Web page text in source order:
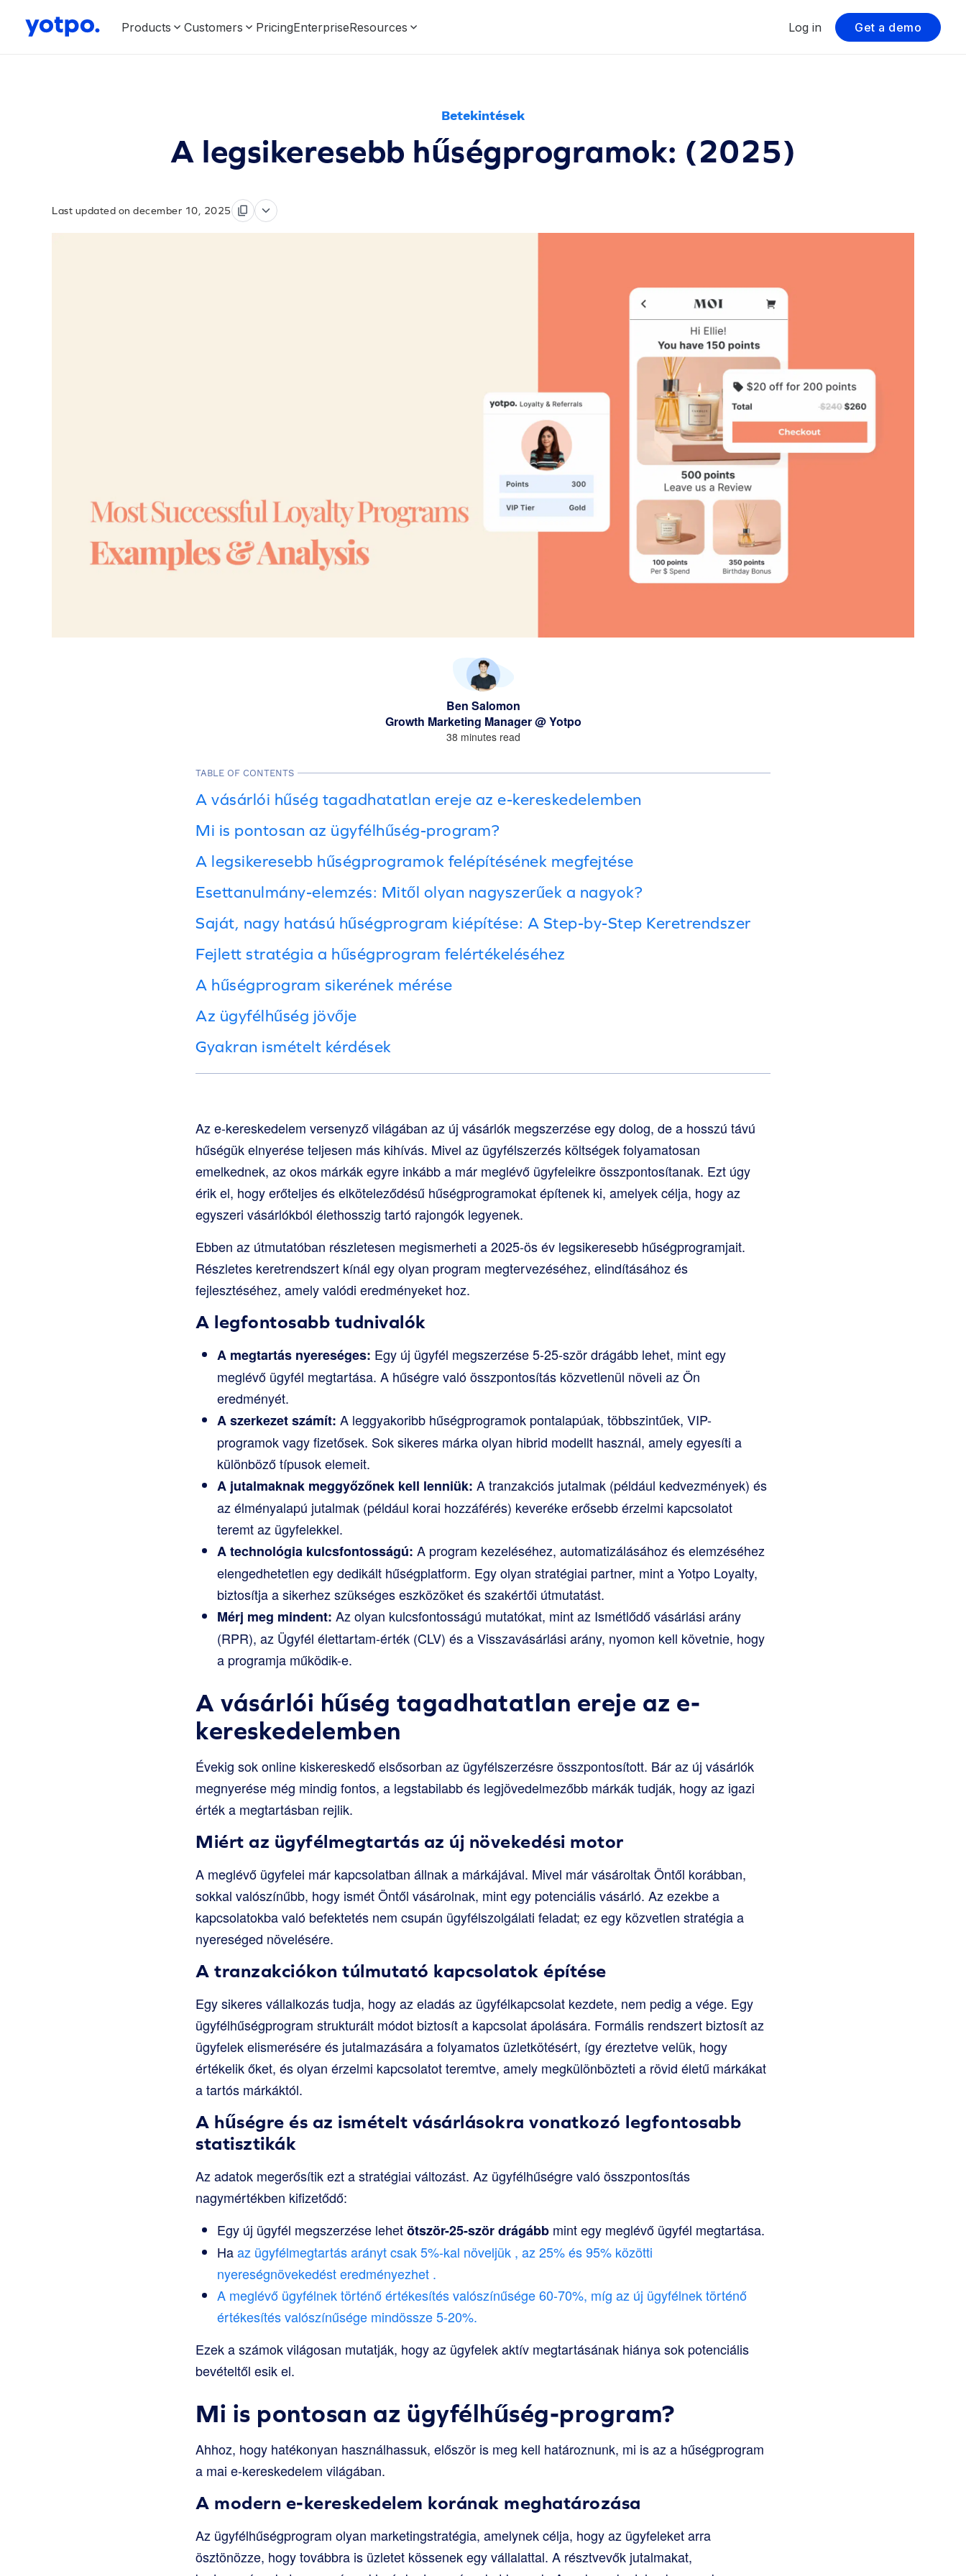
Products Customers PricingEnterpriseResources Log in Get a demo
Betekintések
A legsikeresebb hűségprogramok: (2025)
Last updated on december 10, 2025
Ben Salomon
Growth Marketing Manager @ Yotpo
38 minutes read
TABLE OF CONTENTS
A vásárlói hűség tagadhatatlan ereje az e-kereskedelemben
Mi is pontosan az ügyfélhűség-program?
A legsikeresebb hűségprogramok felépítésének megfejtése
Esettanulmány-elemzés: Mitől olyan nagyszerűek a nagyok?
Saját, nagy hatású hűségprogram kiépítése: A Step-by-Step Keretrendszer
Fejlett stratégia a hűségprogram felértékeléséhez
A hűségprogram sikerének mérése
Az ügyfélhűség jövője
Gyakran ismételt kérdések
Az e-kereskedelem versenyző világában az új vásárlók megszerzése egy dolog, de a hosszú távú
hűségük elnyerése teljesen más kihívás. Mivel az ügyfélszerzés költségek folyamatosan
emelkednek, az okos márkák egyre inkább a már meglévő ügyfeleikre összpontosítanak. Ezt úgy
érik el, hogy erőteljes és elköteleződésű hűségprogramokat építenek ki, amelyek célja, hogy az
egyszeri vásárlókból élethosszig tartó rajongók legyenek.
Ebben az útmutatóban részletesen megismerheti a 2025-ös év legsikeresebb hűségprogramjait.
Részletes keretrendszert kínál egy olyan program megtervezéséhez, elindításához és
fejlesztéséhez, amely valódi eredményeket hoz.
A legfontosabb tudnivalók
A megtartás nyereséges: Egy új ügyfél megszerzése 5-25-ször drágább lehet, mint egy
meglévő ügyfél megtartása. A hűségre való összpontosítás közvetlenül növeli az Ön
eredményét.
A szerkezet számít: A leggyakoribb hűségprogramok pontalapúak, többszintűek, VIP-
programok vagy fizetősek. Sok sikeres márka olyan hibrid modellt használ, amely egyesíti a
különböző típusok elemeit.
A jutalmaknak meggyőzőnek kell lenniük: A tranzakciós jutalmak (például kedvezmények) és
az élményalapú jutalmak (például korai hozzáférés) keveréke erősebb érzelmi kapcsolatot
teremt az ügyfelekkel.
A technológia kulcsfontosságú: A program kezeléséhez, automatizálásához és elemzéséhez
elengedhetetlen egy dedikált hűségplatform. Egy olyan stratégiai partner, mint a Yotpo Loyalty,
biztosítja a sikerhez szükséges eszközöket és szakértői útmutatást.
Mérj meg mindent: Az olyan kulcsfontosságú mutatókat, mint az Ismétlődő vásárlási arány
(RPR), az Ügyfél élettartam-érték (CLV) és a Visszavásárlási arány, nyomon kell követnie, hogy
a programja működik-e.
A vásárlói hűség tagadhatatlan ereje az e-
kereskedelemben
Évekig sok online kiskereskedő elsősorban az ügyfélszerzésre összpontosított. Bár az új vásárlók
megnyerése még mindig fontos, a legstabilabb és legjövedelmezőbb márkák tudják, hogy az igazi
érték a megtartásban rejlik.
Miért az ügyfélmegtartás az új növekedési motor
A meglévő ügyfelei már kapcsolatban állnak a márkájával. Mivel már vásároltak Öntől korábban,
sokkal valószínűbb, hogy ismét Öntől vásárolnak, mint egy potenciális vásárló. Az ezekbe a
kapcsolatokba való befektetés nem csupán ügyfélszolgálati feladat; ez egy közvetlen stratégia a
nyereséged növelésére.
A tranzakciókon túlmutató kapcsolatok építése
Egy sikeres vállalkozás tudja, hogy az eladás az ügyfélkapcsolat kezdete, nem pedig a vége. Egy
ügyfélhűségprogram strukturált módot biztosít a kapcsolat ápolására. Formális rendszert biztosít az
ügyfelek elismerésére és jutalmazására a folyamatos üzletkötésért, így éreztetve velük, hogy
értékelik őket, és olyan érzelmi kapcsolatot teremtve, amely megkülönbözteti a rövid életű márkákat
a tartós márkáktól.
A hűségre és az ismételt vásárlásokra vonatkozó legfontosabb
statisztikák
Az adatok megerősítik ezt a stratégiai változást. Az ügyfélhűségre való összpontosítás
nagymértékben kifizetődő:
Egy új ügyfél megszerzése lehetötször-25-ször drágább mint egy meglévő ügyfél megtartása.
Haaz ügyfélmegtartás arányt csak 5%-kal növeljük , az 25% és 95% közötti
nyereségnövekedést eredményezhet .
A meglévő ügyfélnek történő értékesítés valószínűsége 60-70%, míg az új ügyfélnek történő
értékesítés valószínűsége mindössze 5-20%.
Ezek a számok világosan mutatják, hogy az ügyfelek aktív megtartásának hiánya sok potenciális
bevételtől esik el.
Mi is pontosan az ügyfélhűség-program?
Ahhoz, hogy hatékonyan használhassuk, először is meg kell határoznunk, mi is az a hűségprogram
a mai e-kereskedelem világában.
A modern e-kereskedelem korának meghatározása
Az ügyfélhűségprogram olyan marketingstratégia, amelynek célja, hogy az ügyfeleket arra
ösztönözze, hogy továbbra is üzletet kössenek egy vállalattal. A résztvevők jutalmakat,